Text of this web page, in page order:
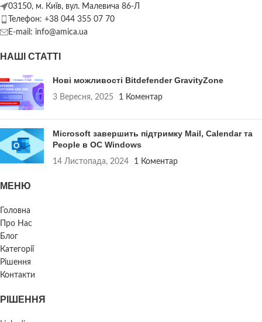
03150, м. Київ, вул. Малевича 86-Л
Телефон: +38 044 355 07 70
E-mail: info@amica.ua
НАШІ СТАТТІ
Нові можливості Bitdefender GravityZone
3 Вересня, 2025 1 Коментар
Microsoft завершить підтримку Mail, Calendar та
People в ОС Windows
14 Листопада, 2024 1 Коментар
МЕНЮ
Головна
Про Нас
Блог
Категорії
Рішення
Контакти
РІШЕННЯ